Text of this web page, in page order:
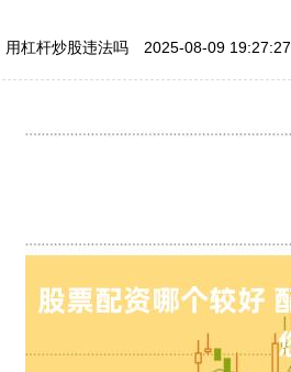
用杠杆炒股违法吗 2025-08-09 19:27:27